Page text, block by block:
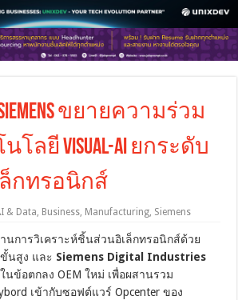
ขยายความร่วม
โลยี Visual-AI ยกระดับ
กทรอนิกส์
& Data Business Manufacturing Siemens
นการวิเคราะห์ชิ้นส่วนอิเล็กทรอนิกส์ด้วย
ขั้นสูง และ Siemens Digital Industries
นข้อตกลง OEM ใหม่ เพื่อผสานรวม
เข้ากับซอฟต์แวร์ Opcenter ของ